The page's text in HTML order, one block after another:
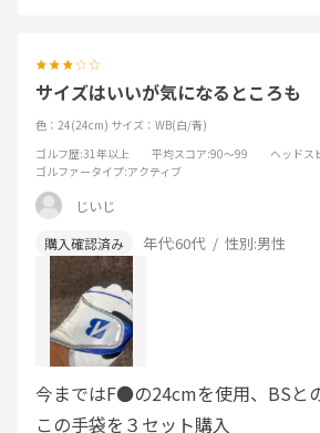
サイズはいいが気になるところも
色：24(24cm) サイズ：WB(白/青)
ゴルフ歴:31年以上 平均スコア:90～99 ヘッドス
ゴルファータイプ:アクティブ
じいじ
年代:60代 性別:男性
今まではF●の24cmを使用、BSと
この手袋を３セット購入